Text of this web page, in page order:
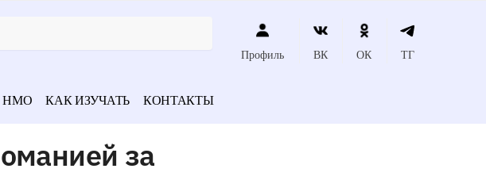
Профиль ВК ОК ТГ
НМО КАК ИЗУЧАТЬ КОНТАКТЫ
за